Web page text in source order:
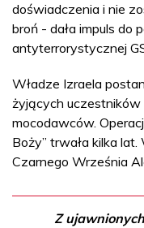
doświadczenia i nie
broń - dała impuls do
antyterrorystycznej
Władze Izraela
żyjących uczestników
mocodawców.
Boży” trwała kilka
Czarnego Września
Z